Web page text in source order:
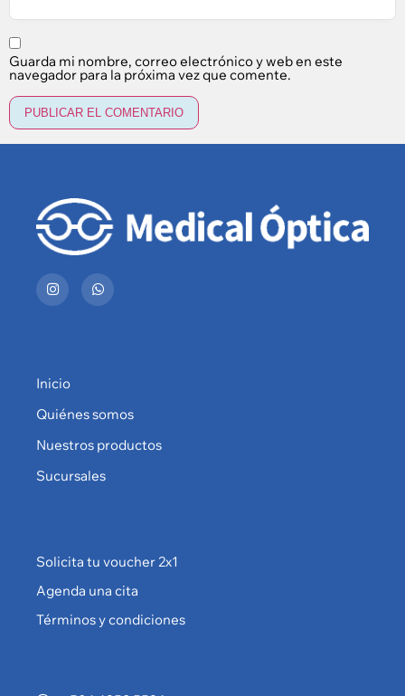
Guarda mi nombre, correo electrónico y web en este
navegador para la próxima vez que comente.
Inicio
Quiénes somos
Nuestros productos
Sucursales
Solicita tu voucher 2x1
Agenda una cita
Términos y condiciones